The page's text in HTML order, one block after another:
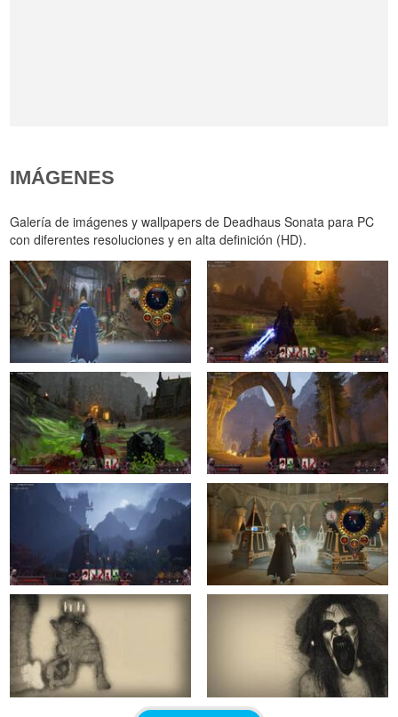
IMÁGENES
Galería de imágenes y wallpapers de Deadhaus Sonata para PC
con diferentes resoluciones y en alta definición (HD).